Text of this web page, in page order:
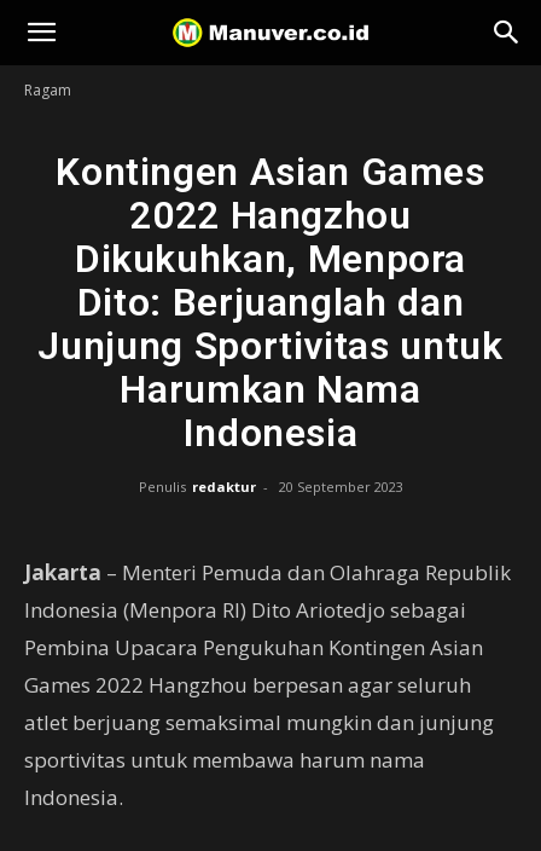
Manuver
Ragam
Kontingen Asian Games
2022 Hangzhou
Dikukuhkan, Menpora
Dito: Berjuanglah dan
Junjung Sportivitas untuk
Harumkan Nama
Indonesia
Penulis redaktur - 20 September 2023
Jakarta – Menteri Pemuda dan Olahraga Republik
Indonesia (Menpora RI) Dito Ariotedjo sebagai
Pembina Upacara Pengukuhan Kontingen Asian
Games 2022 Hangzhou berpesan agar seluruh
atlet berjuang semaksimal mungkin dan junjung
sportivitas untuk membawa harum nama
Indonesia.